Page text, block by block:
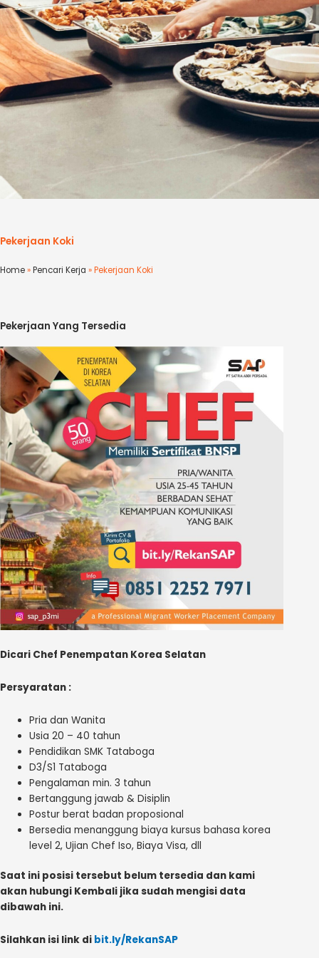
Pekerjaan Koki
Home»Pencari Kerja »Pekerjaan Koki
Pekerjaan Yang Tersedia
Dicari Chef Penempatan Korea Selatan
Persyaratan :
Pria dan Wanita
Usia 20 – 40 tahun
Pendidikan SMK Tataboga
D3/S1 Tataboga
Pengalaman min. 3 tahun
Bertanggung jawab & Disiplin
Postur berat badan proposional
Bersedia menanggung biaya kursus bahasa korea
level 2, Ujian Chef Iso, Biaya Visa, dll
Saat ini posisi tersebut belum tersedia dan kami
akan hubungi Kembali jika sudah mengisi data
dibawah ini.
Silahkan isi link di bit.ly/RekanSAP